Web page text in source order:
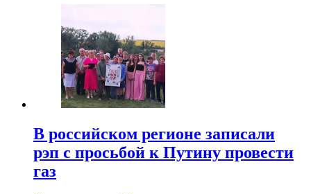
В российском регионе записали
рэп с просьбой к Путину провести
газ